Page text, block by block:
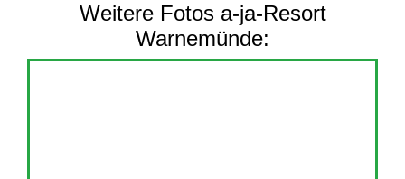
Weitere Fotos a-ja-Resort
Warnemünde: